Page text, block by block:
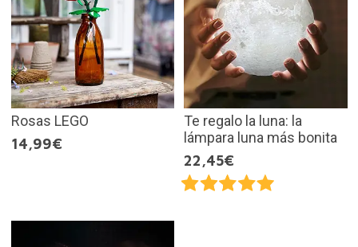
Rosas LEGO
14,99€
Te regalo la luna: la
lámpara luna más bonita
22,45€